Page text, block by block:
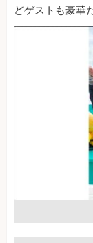
どゲストも豪華